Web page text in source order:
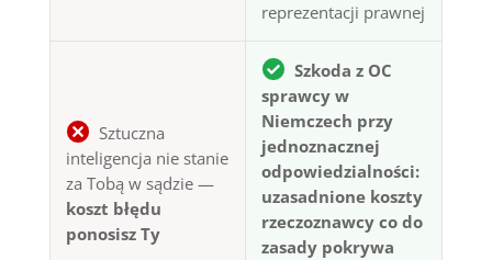
reprezentacji prawnej
Sztuczna
inteligencja nie stanie
za Tobą w sądzie —
koszt błędu
ponosisz Ty
Szkoda z OC
sprawcy w
Niemczech przy
jednoznacznej
odpowiedzialności:
uzasadnione koszty
rzeczoznawcy co do
zasady pokrywa